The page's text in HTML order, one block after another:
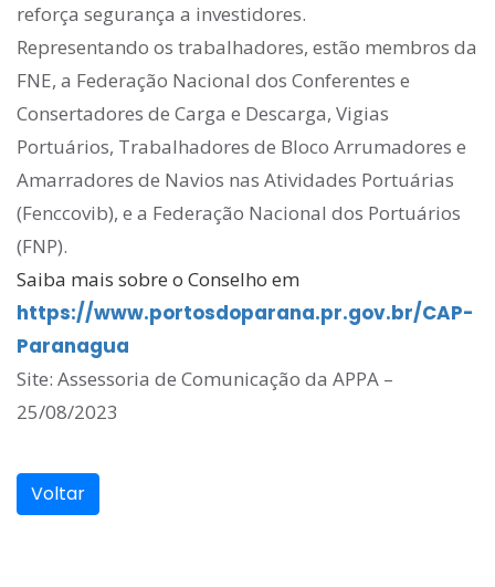
reforça segurança a investidores.
Representando os trabalhadores, estão membros da
FNE, a Federação Nacional dos Conferentes e
Consertadores de Carga e Descarga, Vigias
Portuários, Trabalhadores de Bloco Arrumadores e
Amarradores de Navios nas Atividades Portuárias
(Fenccovib), e a Federação Nacional dos Portuários
(FNP).
Saiba mais sobre o Conselho em
https://www.portosdoparana.pr.gov.br/CAP-
Paranagua
Site: Assessoria de Comunicação da APPA –
25/08/2023
Voltar